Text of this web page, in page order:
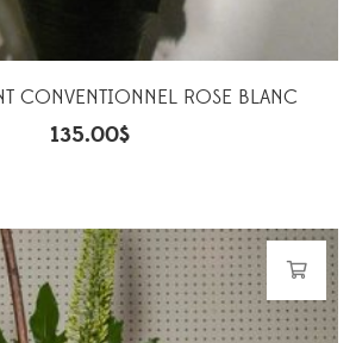
CONVENTIONNEL ROSE BLANC
135.00$